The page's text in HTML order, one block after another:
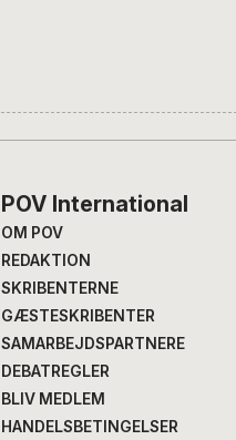
POV International
OM POV
REDAKTION
SKRIBENTERNE
GÆSTESKRIBENTER
SAMARBEJDSPARTNERE
DEBATREGLER
BLIV MEDLEM
HANDELSBETINGELSER